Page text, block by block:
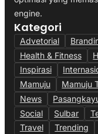
engine.
Kategori
Advetorial
Health & Fitness
Inspirasi
Mamuju
Mamuju
News
Social
Sulbar
Travel
Trending